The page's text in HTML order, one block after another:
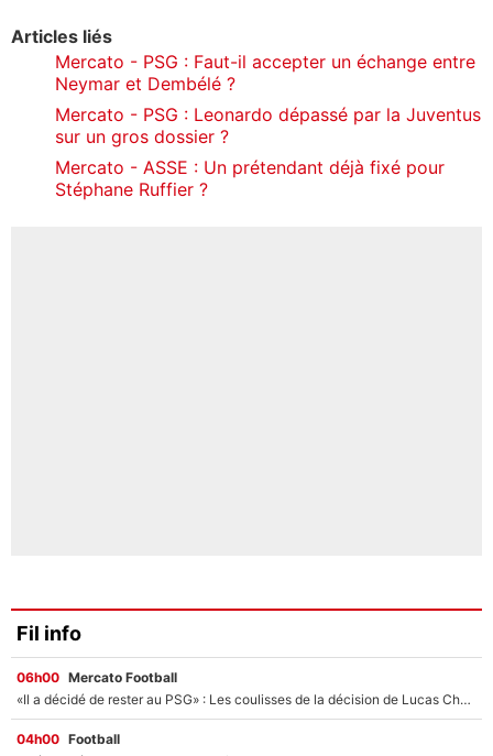
Articles liés
Mercato - PSG : Faut-il accepter un échange entre
Neymar et Dembélé ?
Mercato - PSG : Leonardo dépassé par la Juventus
sur un gros dossier ?
Mercato - ASSE : Un prétendant déjà fixé pour
Stéphane Ruffier ?
Fil info
06h00 Mercato Football
«Il a décidé de rester au PSG» : Les coulisses de la décision de Lucas Chevalier pour son transfert
04h00 Football